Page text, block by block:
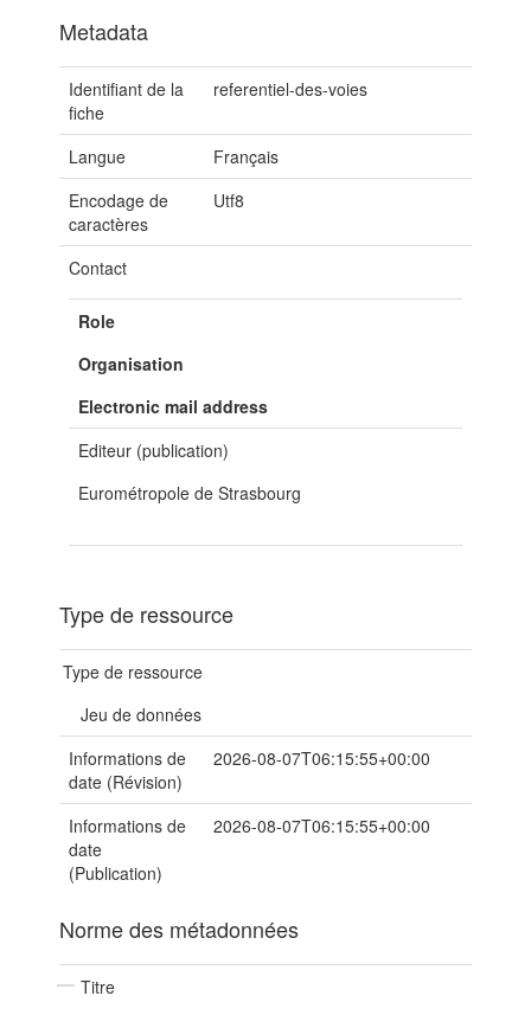
Metadata
Identifiant de la
fiche
referentiel-des-voies
Langue
Français
Encodage de
caractères
Utf8
Contact
Role
Organisation
Electronic mail address
Editeur (publication)
Eurométropole de Strasbourg
Type de ressource
Type de ressource
Jeu de données
Informations de
date (Révision)
2026-08-07T06:15:55+00:00
Informations de
date
(Publication)
2026-08-07T06:15:55+00:00
Norme des métadonnées
Titre